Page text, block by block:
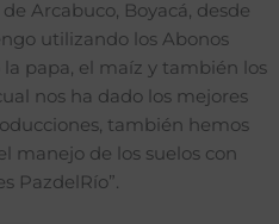
Arcabuco, Boyacá, desde
utilizando los Abonos
papa, el maíz y también los
nos ha dado los mejores
también hemos
manejo de los suelos con
PazdelRío”.